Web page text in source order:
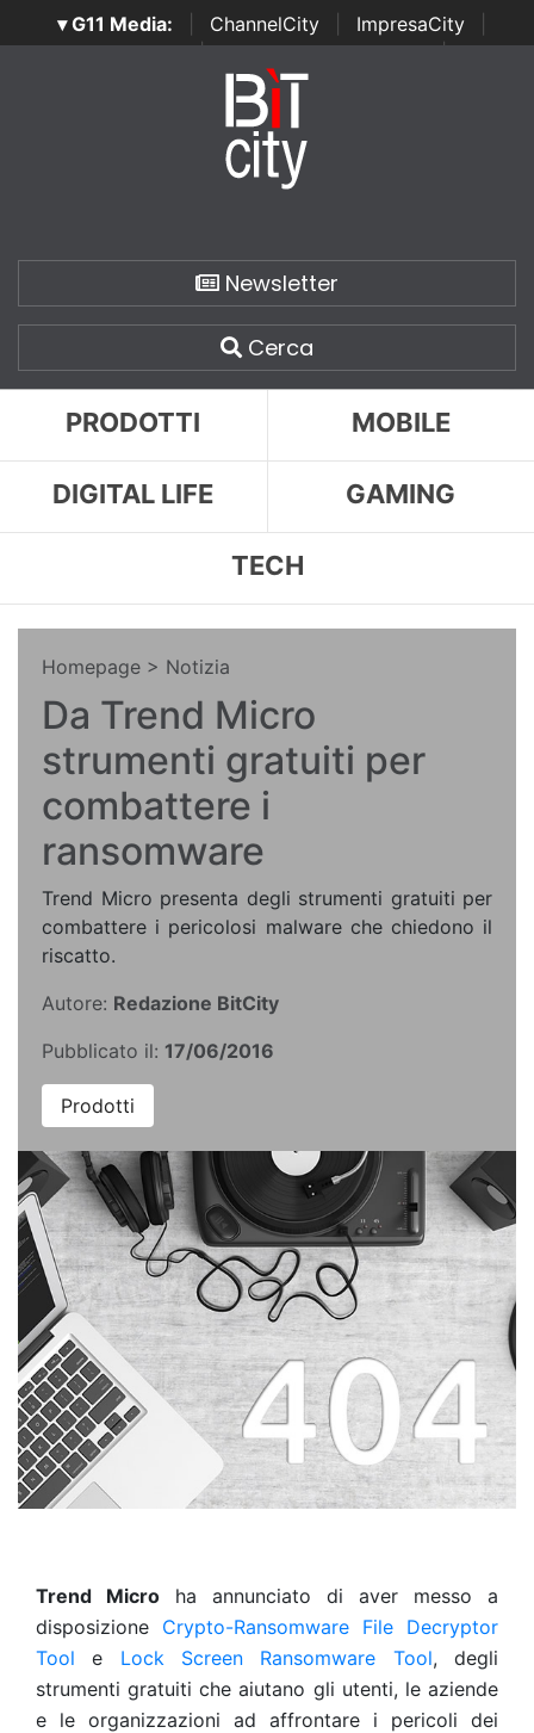
▾ G11 Media: ChannelCity ImpresaCity
SecurityOpenLab | Italian Channel Awards | Italian
Italian Security Awards
Newsletter
Cerca
PRODOTTI MOBILE
DIGITAL LIFE GAMING
TECH
Homepage > Notizia
Da Trend Micro
strumenti gratuiti per
combattere i
ransomware
Trend Micro presenta degli strumenti gratuiti per
combattere i pericolosi malware che chiedono il
riscatto.
Autore: Redazione BitCity
Pubblicato il: 17/06/2016
Prodotti
Trend Micro ha annunciato di aver messo a
disposizione Crypto-Ransomware File Decryptor
Tool e Lock Screen Ransomware Tool, degli
strumenti gratuiti che aiutano gli utenti, le aziende
e le organizzazioni ad affrontare i pericoli dei